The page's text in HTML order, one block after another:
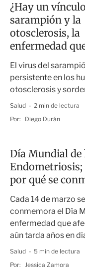
¿Hay un
sarampión y la
otosclerosis, la
enfermedad
los huesos del
El virus del
persistente en los
otosclerosis y
Salud
2 min de lectura
Por:
Diego Durán
Día Mundial de
Endometriosis;
por qué se
Cada 14 de marzo se
conmemora el Día
enfermedad que
aún tarda años en
Salud
5 min de lectura
Por: Jessica Zamora